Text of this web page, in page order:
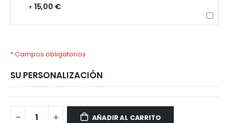
+ 15,00 €
* Campos obligatorios
SU PERSONALIZACIÓN
Galaxy
AÑADIR AL CARRITO